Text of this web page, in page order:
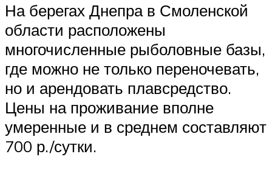
На берегах Днепра в Смоленской
области расположены
многочисленные рыболовные базы,
где можно не только переночевать,
но и арендовать плавсредство.
Цены на проживание вполне
умеренные и в среднем составляют
700 р./сутки.